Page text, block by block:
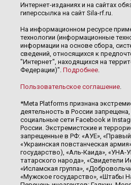
Интернет-изданиях и на сайтах
гиперссылка на сайт Sila-rf.ru.
На информационном ресурсе
технологии (информационные
информации на основе сбора,
сведений, относящихся к
"Интернет", находящихся на
Федерации)". Подробнее.
Пользовательское соглашение.
*Meta Platforms признана
деятельность в России
социальные сети Facebook и
России. Экстремистские и
запрещенные в РФ: «АУЕ», «Правый
«Украинская повстанческая
государство), «Аль-Каида»,
татарского народа», «Свидетели
«Исламская группа»,
«Мужское государство», «Штабы